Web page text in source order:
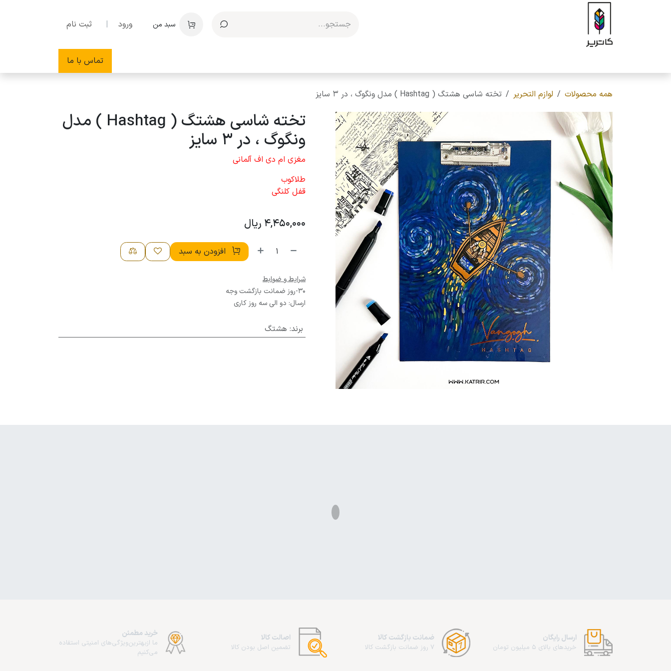
صرف نظر و مشاهده محتوا
سبد من ورود | ثبت نام
تماس با ما
همه محصولات لوازم التحریر تخته شاسی هشتگ ( Hashtag ) مدل ونگوگ ، در 3 سایز
تخته شاسی هشتگ ( Hashtag ) مدل
ونگوگ ، در 3 سایز
مغزی ام دی اف آلمانی
طلاکوب
قفل کلنگی
4,450,000 ریال
افزودن به سبد
شرایط و ضوابط
30-روز ضمانت بازگشت وجه
ارسال: دو الی سه روز کاری
برند: هشتگ
ارسال رایگان
خریدهای بالای 5 میلیون تومان
ضمانت بازگشت کالا
7 روز ضمانت بازگشت کالا
اصالت کالا
تضمین اصل بودن کالا
خرید مطمئن
ما از‌بهترین‌ویژگی‌های امنیتی استفاده
می‌کنیم